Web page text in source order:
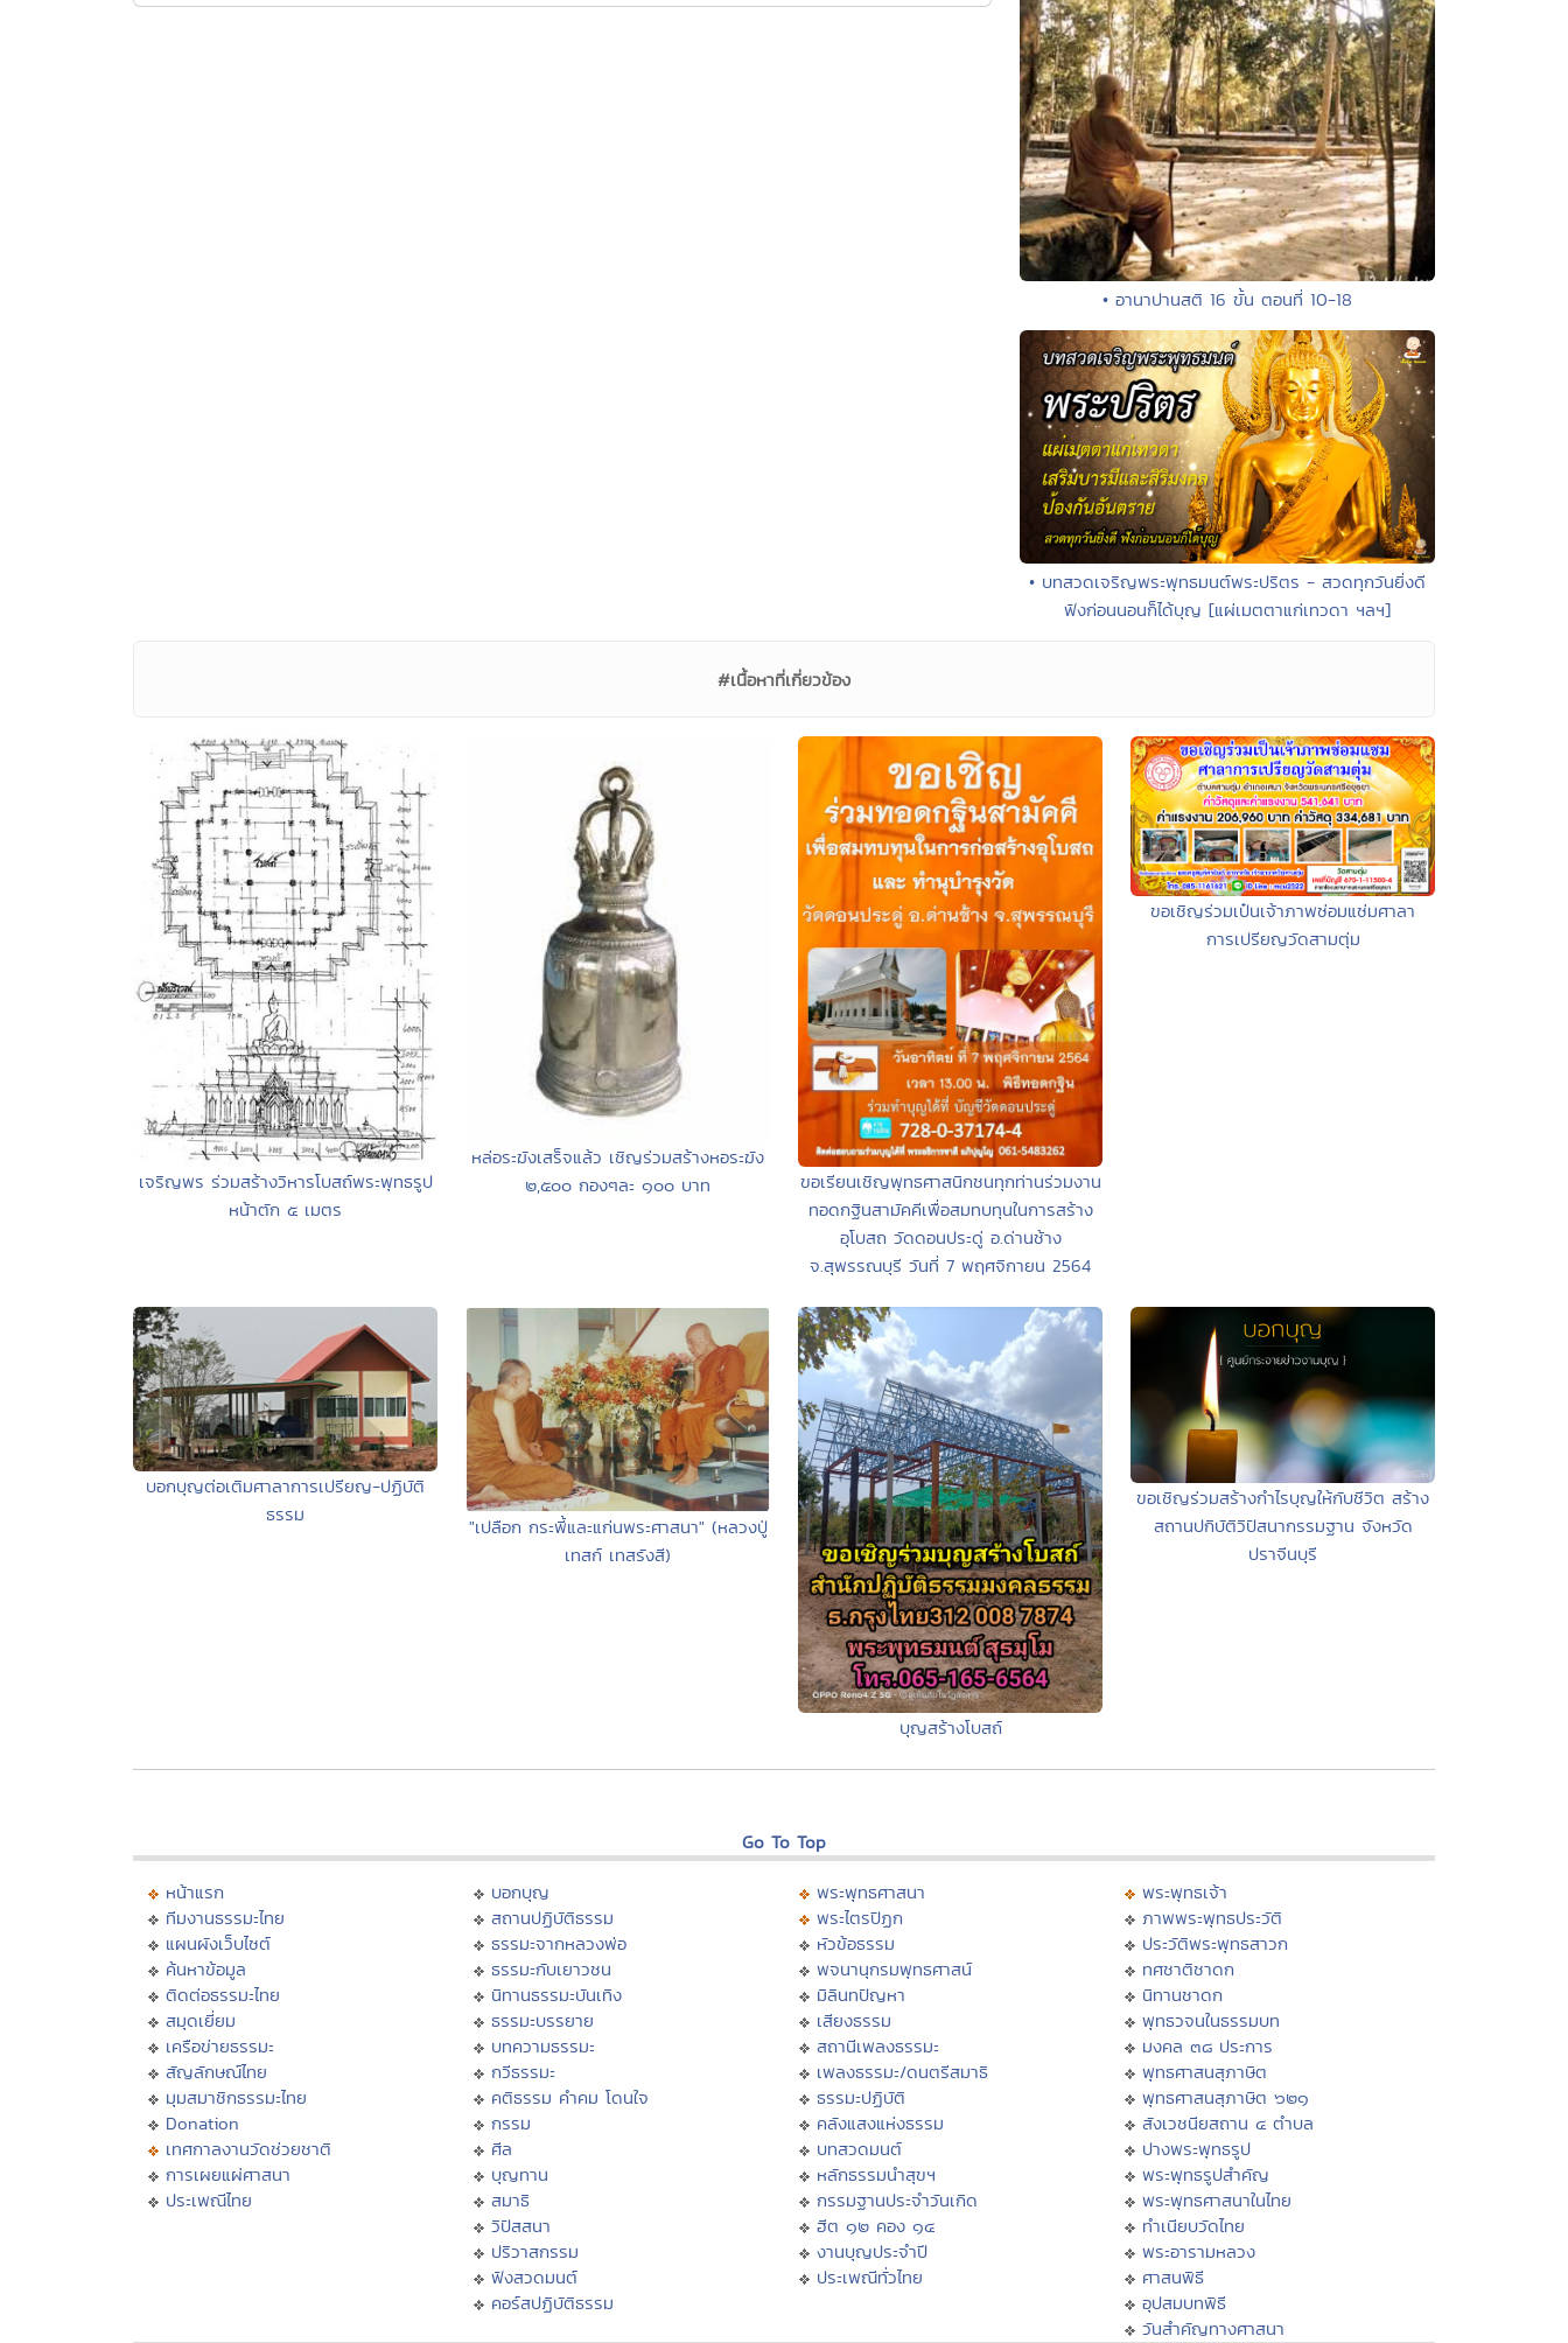
• อานาปานสติ 16 ขั้น ตอนที่ 10-18
• บทสวดเจริญพระพุทธมนต์พระปริตร - สวดทุกวันยิ่งดี
ฟังก่อนนอนก็ได้บุญ [แผ่เมตตาแก่เทวดา ฯลฯ]
#เนื้อหาที่เกี่ยวข้อง
เจริญพร ร่วมสร้างวิหารโบสถ์พระพุทธรูป
หน้าตัก ๕ เมตร
หล่อระฆังเสร็จแล้ว เชิญร่วมสร้างหอระฆัง
๒,๕๐๐ กองๆละ ๑๐๐ บาท
ขอเรียนเชิญพุทธศาสนิกชนทุกท่านร่วมงาน
ทอดกฐินสามัคคีเพื่อสมทบทุนในการสร้าง
อุโบสถ วัดดอนประดู่ อ.ด่านช้าง
จ.สุพรรณบุรี วันที่ 7 พฤศจิกายน 2564
ขอเชิญร่วมเป๋นเจ้าภาพซ่อมแซ่มศาลา
การเปรียญวัดสามตุ่ม
บอกบุญต่อเติมศาลาการเปรียญ-ปฏิบัติ
ธรรม
"เปลือก กระพี้และแก่นพระศาสนา" (หลวงปู่
เทสก์ เทสรังสี)
บุญสร้างโบสถ์
ขอเชิญร่วมสร้างกำไรบุญให้กับชีวิต สร้าง
สถานปกิบัติวิปัสนากรรมฐาน จังหวัด
ปราจีนบุรี
Go To Top
หน้าแรก
ทีมงานธรรมะไทย
แผนผังเว็บไซต์
ค้นหาข้อมูล
ติดต่อธรรมะไทย
สมุดเยี่ยม
เครือข่ายธรรมะ
สัญลักษณ์ไทย
มุมสมาชิกธรรมะไทย
Donation
เทศกาลงานวัดช่วยชาติ
การเผยแผ่ศาสนา
ประเพณีไทย
บอกบุญ
สถานปฏิบัติธรรม
ธรรมะจากหลวงพ่อ
ธรรมะกับเยาวชน
นิทานธรรมะบันเทิง
ธรรมะบรรยาย
บทความธรรมะ
กวีธรรมะ
คติธรรม คำคม โดนใจ
กรรม
ศีล
บุญทาน
สมาธิ
วิปัสสนา
ปริวาสกรรม
ฟังสวดมนต์
คอร์สปฏิบัติธรรม
พระพุทธศาสนา
พระไตรปิฏก
หัวข้อธรรม
พจนานุกรมพุทธศาสน์
มิลินทปัญหา
เสียงธรรม
สถานีเพลงธรรมะ
เพลงธรรมะ/ดนตรีสมาธิ
ธรรมะปฏิบัติ
คลังแสงแห่งธรรม
บทสวดมนต์
หลักธรรมนำสุขฯ
กรรมฐานประจำวันเกิด
ฮีต ๑๒ คอง ๑๔
งานบุญประจำปี
ประเพณีทั่วไทย
พระพุทธเจ้า
ภาพพระพุทธประวัติ
ประวัติพระพุทธสาวก
ทศชาติชาดก
นิทานชาดก
พุทธวจนในธรรมบท
มงคล ๓๘ ประการ
พุทธศาสนสุภาษิต
พุทธศาสนสุภาษิต ๖๒๑
สังเวชนียสถาน ๔ ตำบล
ปางพระพุทธรูป
พระพุทธรูปสำคัญ
พระพุทธศาสนาในไทย
ทำเนียบวัดไทย
พระอารามหลวง
ศาสนพิธี
อุปสมบทพิธี
วันสำคัญทางศาสนา